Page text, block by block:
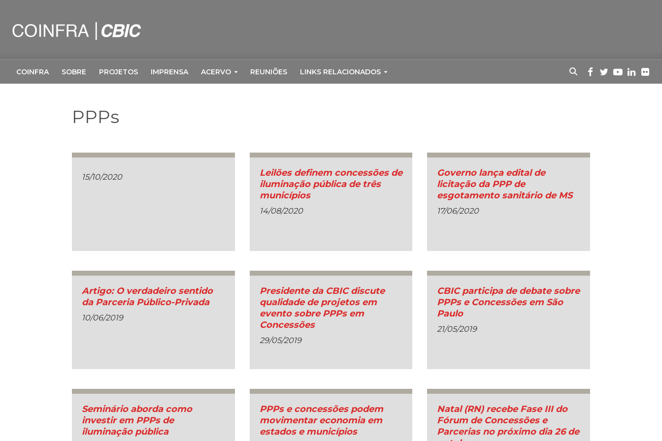
COINFRA SOBRE PROJETOS IMPRENSA ACERVO REUNIÕES LINKS RELACIONADOS
PPPs
15/10/2020
Leilões definem concessões de
iluminação pública de três
municípios
14/08/2020
Governo lança edital de
licitação da PPP de
esgotamento sanitário de MS
17/06/2020
Artigo: O verdadeiro sentido
da Parceria Público-Privada
10/06/2019
Presidente da CBIC discute
qualidade de projetos em
evento sobre PPPs em
Concessões
29/05/2019
CBIC participa de debate sobre
PPPs e Concessões em São
Paulo
21/05/2019
Seminário aborda como
investir em PPPs de
iluminação pública
PPPs e concessões podem
movimentar economia em
estados e municípios
Natal (RN) recebe Fase III do
Fórum de Concessões e
Parcerias no próximo dia 26 de